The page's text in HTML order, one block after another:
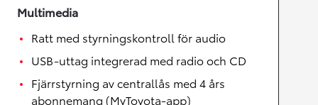
Multimedia
Ratt med styrningskontroll för audio
USB-uttag integrerad med radio och CD
Fjärrstyrning av centrallås med 4 års
abonnemang (MyToyota-app)